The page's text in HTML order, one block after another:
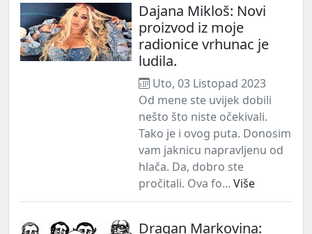
Dajana Mikloš: Novi
proizvod iz moje
radionice vrhunac je
ludila.
Uto, 03 Listopad 2023
Od mene ste uvijek dobili
nešto što niste očekivali.
Tako je i ovog puta. Donosim
vam jaknicu napravljenu od
hlača. Da, dobro ste
pročitali. Ova fo... Više
Dragan Markovina: